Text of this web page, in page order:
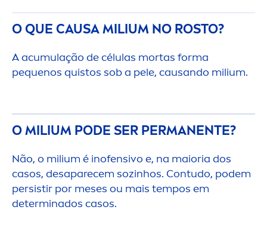
O QUE CAUSA MILIUM NO ROSTO?
A acumulação de células mortas forma
pequenos quistos sob a pele, causando milium.
O MILIUM PODE SER PERMANENTE?
Não, o milium é inofensivo e, na maioria dos
casos, desaparecem sozinhos. Contudo, podem
persistir por meses ou mais tempos em
determinados casos.